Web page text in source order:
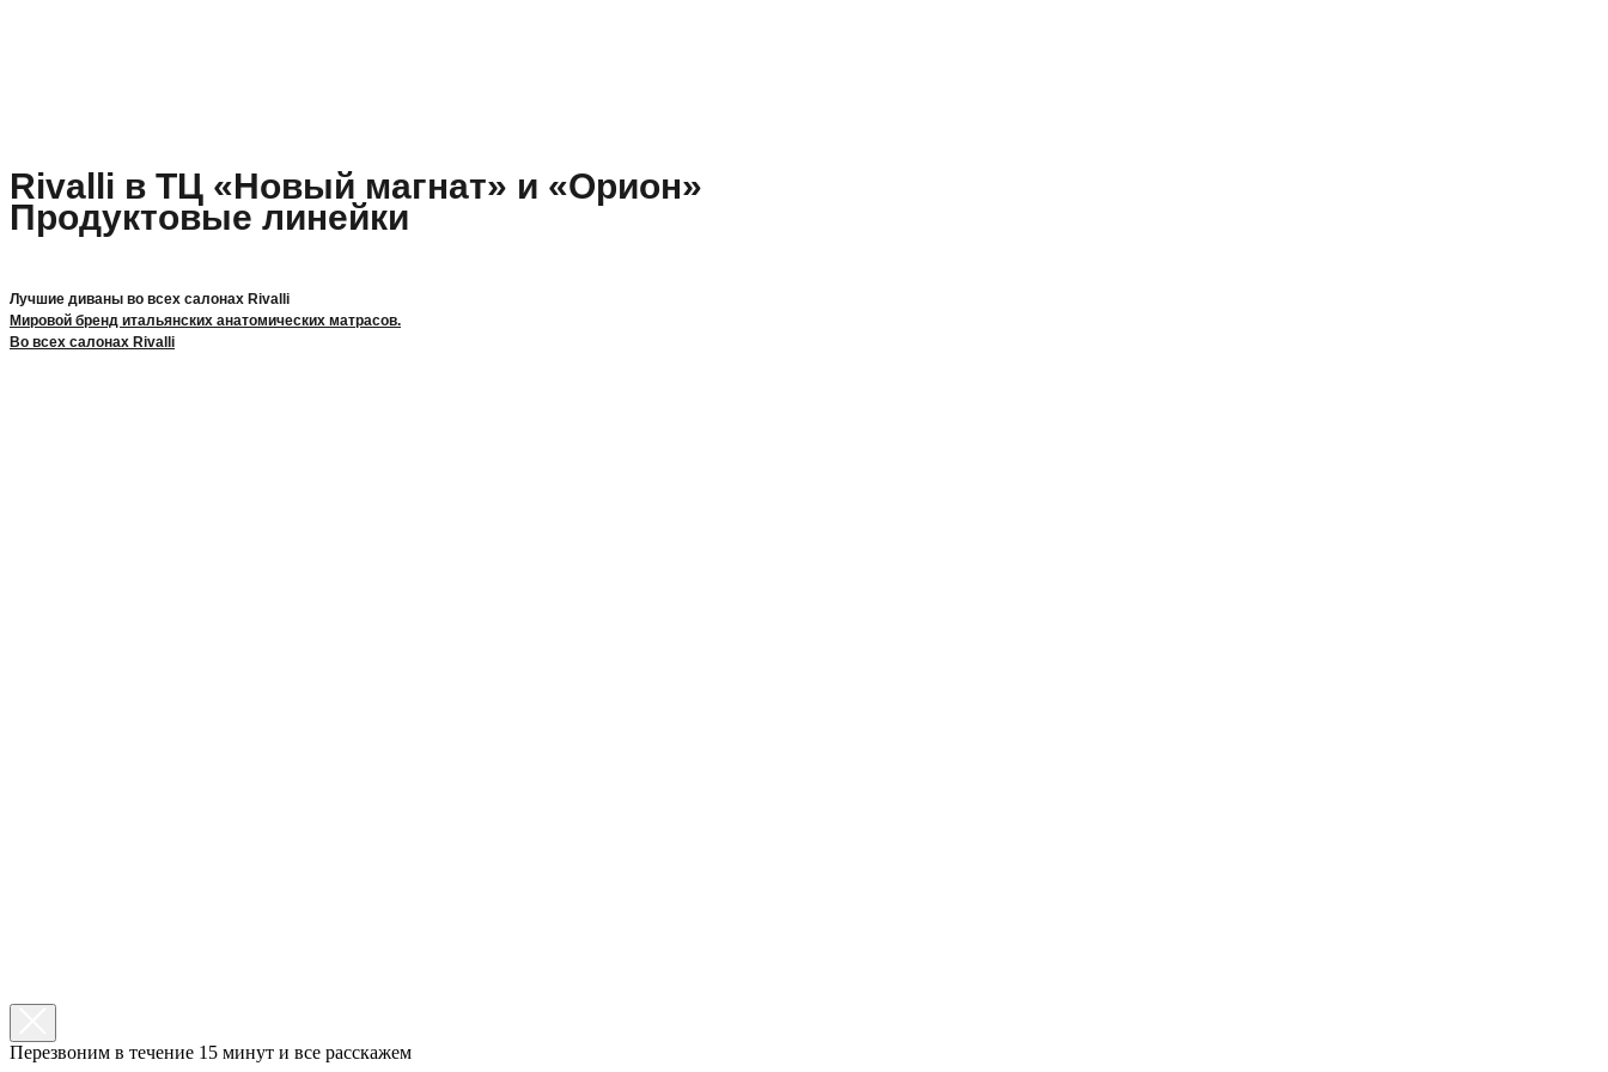
Продуктовые линейки
Лучшие диваны во всех салонах Rivalli
Мировой бренд итальянских анатомических матрасов.
Во всех салонах Rivalli
Rivalli в ТЦ «Новый магнат» и «Орион»
Перезвоним в течение 15 минут и все расскажем